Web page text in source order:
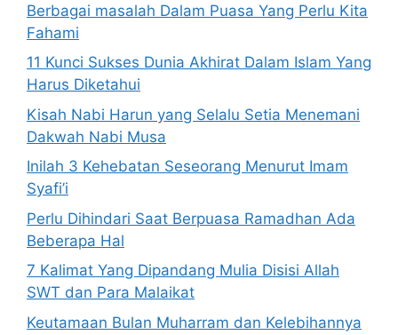
Berbagai masalah Dalam Puasa Yang Perlu Kita
Fahami
11 Kunci Sukses Dunia Akhirat Dalam Islam Yang
Harus Diketahui
Kisah Nabi Harun yang Selalu Setia Menemani
Dakwah Nabi Musa
Inilah 3 Kehebatan Seseorang Menurut Imam
Syafi’i
Perlu Dihindari Saat Berpuasa Ramadhan Ada
Beberapa Hal
7 Kalimat Yang Dipandang Mulia Disisi Allah
SWT dan Para Malaikat
Keutamaan Bulan Muharram dan Kelebihannya